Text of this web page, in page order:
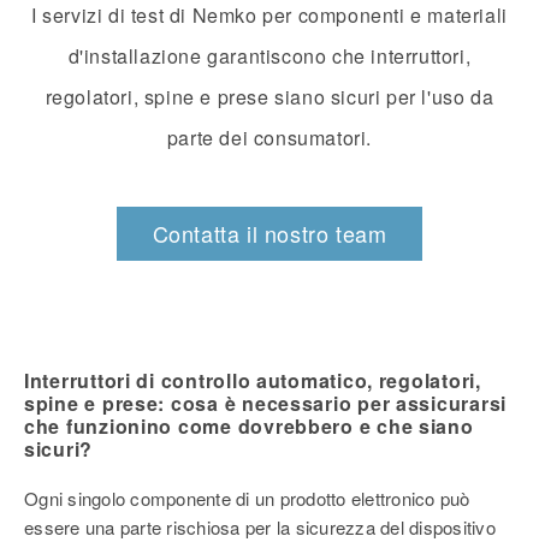
I servizi di test di Nemko per componenti e materiali
d'installazione garantiscono che interruttori,
regolatori, spine e prese siano sicuri per l'uso da
parte dei consumatori.
Contatta il nostro team
Interruttori di controllo automatico, regolatori,
spine e prese: cosa è necessario per assicurarsi
che funzionino come dovrebbero e che siano
sicuri?
Ogni singolo componente di un prodotto elettronico può
essere una parte rischiosa per la sicurezza del dispositivo